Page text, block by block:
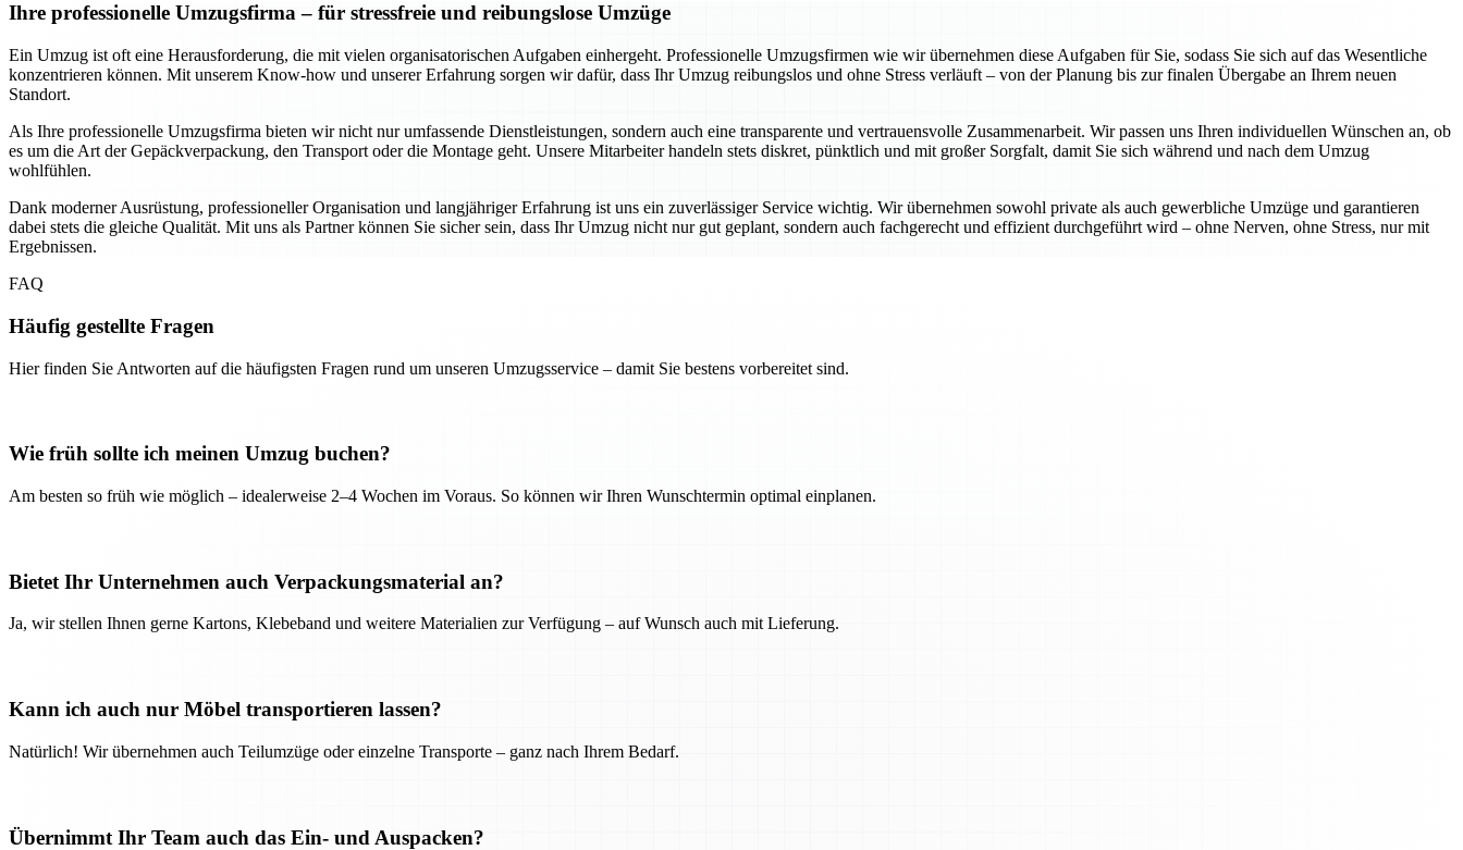
Ihre professionelle Umzugsfirma – für stressfreie und reibungslose Umzüge
Ein Umzug ist oft eine Herausforderung, die mit vielen organisatorischen Aufgaben einhergeht. Professionelle Umzugsfirmen wie wir übernehmen diese Aufgaben für Sie, sodass Sie sich auf das Wesentliche
konzentrieren können. Mit unserem Know-how und unserer Erfahrung sorgen wir dafür, dass Ihr Umzug reibungslos und ohne Stress verläuft – von der Planung bis zur finalen Übergabe an Ihrem neuen
Standort.
Als Ihre professionelle Umzugsfirma bieten wir nicht nur umfassende Dienstleistungen, sondern auch eine transparente und vertrauensvolle Zusammenarbeit. Wir passen uns Ihren individuellen Wünschen an, ob
es um die Art der Gepäckverpackung, den Transport oder die Montage geht. Unsere Mitarbeiter handeln stets diskret, pünktlich und mit großer Sorgfalt, damit Sie sich während und nach dem Umzug
wohlfühlen.
Dank moderner Ausrüstung, professioneller Organisation und langjähriger Erfahrung ist uns ein zuverlässiger Service wichtig. Wir übernehmen sowohl private als auch gewerbliche Umzüge und garantieren
dabei stets die gleiche Qualität. Mit uns als Partner können Sie sicher sein, dass Ihr Umzug nicht nur gut geplant, sondern auch fachgerecht und effizient durchgeführt wird – ohne Nerven, ohne Stress, nur mit
Ergebnissen.
FAQ
Häufig gestellte Fragen
Hier finden Sie Antworten auf die häufigsten Fragen rund um unseren Umzugsservice – damit Sie bestens vorbereitet sind.
Wie früh sollte ich meinen Umzug buchen?
Am besten so früh wie möglich – idealerweise 2–4 Wochen im Voraus. So können wir Ihren Wunschtermin optimal einplanen.
Bietet Ihr Unternehmen auch Verpackungsmaterial an?
Ja, wir stellen Ihnen gerne Kartons, Klebeband und weitere Materialien zur Verfügung – auf Wunsch auch mit Lieferung.
Kann ich auch nur Möbel transportieren lassen?
Natürlich! Wir übernehmen auch Teilumzüge oder einzelne Transporte – ganz nach Ihrem Bedarf.
Übernimmt Ihr Team auch das Ein- und Auspacken?